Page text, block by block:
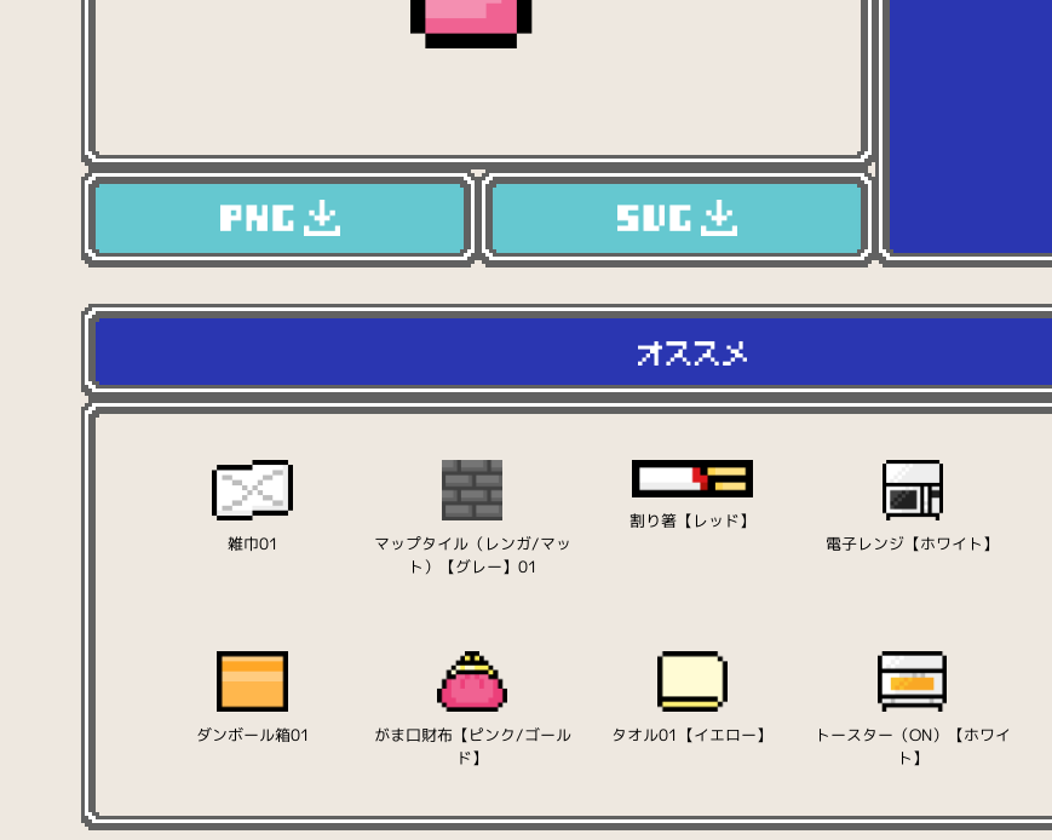
雑巾01
マップタイル（レンガ/マッ
ト）【グレー】01
割り箸【レッド】
電子レンジ【ホワイト】
ダンボール箱01
がま口財布【ピンク/ゴール
ド】
タオル01【イエロー】
トースター（ON）【ホワイ
ト】